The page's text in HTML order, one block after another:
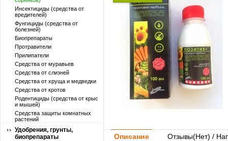
Инсектициды (средства от
вредителей)
Фунгициды (средства от
болезней)
Биопрепараты
Протравители
Прилипатели
Средства от муравьев
Средства от слизней
Средства от хруща и медведки
Средства от кротов
Родентициды (средства от крыс
и мышей)
Средства защиты комнатных
растений
Удобрения, грунты,
биопрепараты
Описание Отзывы(Нет) /